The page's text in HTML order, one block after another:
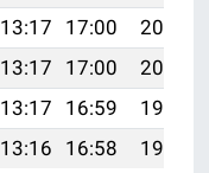
13:17 17:00
20:01
13:17 17:00
20:00
13:17 16:59
19:59
13:16 16:58 19:57